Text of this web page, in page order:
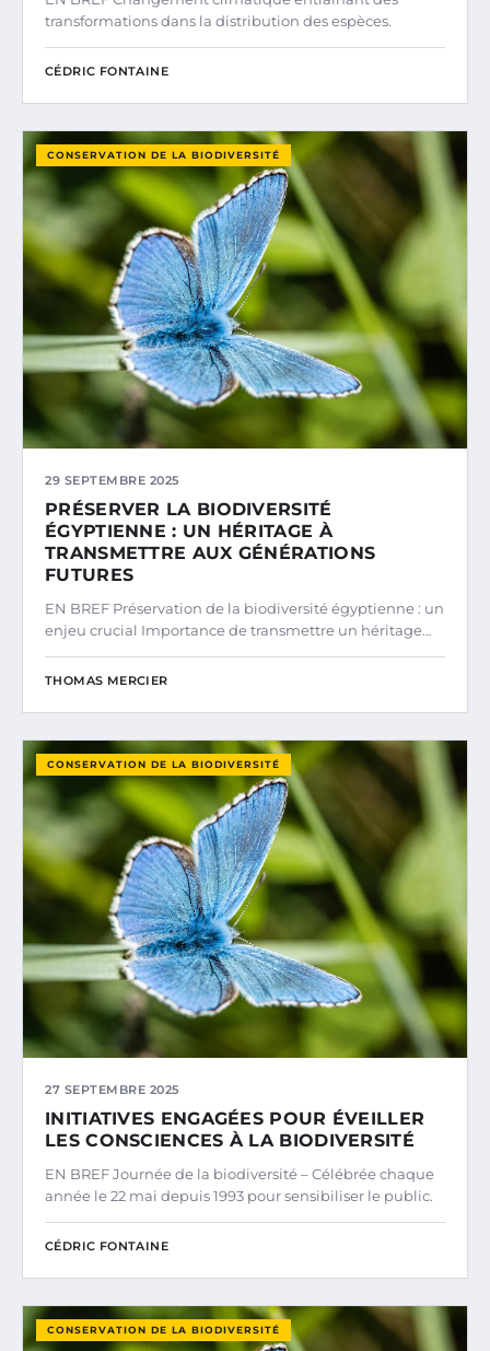
transformations dans la distribution des espèces.
CÉDRIC FONTAINE
CONSERVATION DE LA BIODIVERSITÉ
29 SEPTEMBRE 2025
PRÉSERVER LA BIODIVERSITÉ
ÉGYPTIENNE : UN HÉRITAGE À
TRANSMETTRE AUX GÉNÉRATIONS
FUTURES
EN BREF Préservation de la biodiversité égyptienne : un
enjeu crucial Importance de transmettre un héritage…
THOMAS MERCIER
CONSERVATION DE LA BIODIVERSITÉ
27 SEPTEMBRE 2025
INITIATIVES ENGAGÉES POUR ÉVEILLER
LES CONSCIENCES À LA BIODIVERSITÉ
EN BREF Journée de la biodiversité – Célébrée chaque
année le 22 mai depuis 1993 pour sensibiliser le public.
CÉDRIC FONTAINE
CONSERVATION DE LA BIODIVERSITÉ